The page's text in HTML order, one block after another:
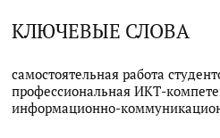
КЛЮЧЕВЫЕ СЛОВА
самостоятельная работа
профессиональная ИКТ-
информационно-